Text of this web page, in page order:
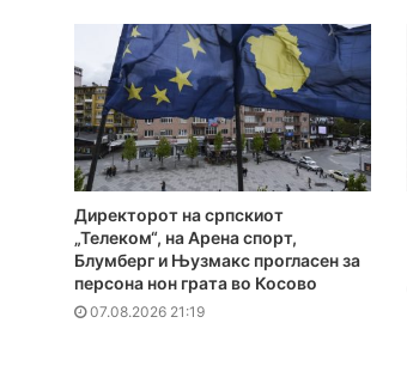
Директорот на српскиот
„Телеком“, на Арена спорт,
Блумберг и Њузмакс прогласен за
персона нон грата во Косово
07.08.2026 21:19